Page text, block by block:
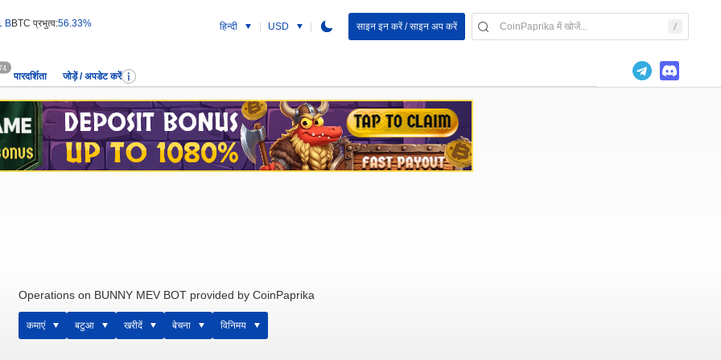
BBTC प्रभुत्व:56.33% हिन्दी USD साइन इन करें / साइन अप करें
पारदर्शिता जोड़ें / अपडेट करें
Operations on BUNNY MEV BOT provided by CoinPaprika
कमाएं बटुआ खरीदें बेचना विनिमय